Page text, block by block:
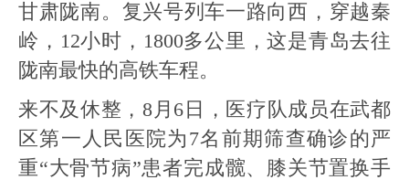
甘肃陇南。复兴号列车一路向西，穿越秦
岭，12小时，1800多公里，这是青岛去往
陇南最快的高铁车程。
来不及休整，8月6日，医疗队成员在武都
区第一人民医院为7名前期筛查确诊的严
重“大骨节病”患者完成髋、膝关节置换手